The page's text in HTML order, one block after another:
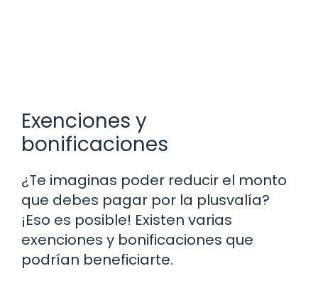
Exenciones y
bonificaciones
¿Te imaginas poder reducir el monto
que debes pagar por la plusvalía?
¡Eso es posible! Existen varias
exenciones y bonificaciones que
podrían beneficiarte.